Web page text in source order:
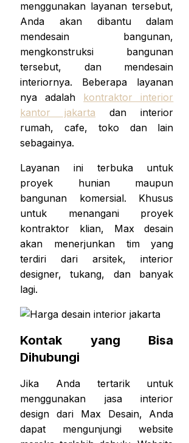
menggunakan layanan tersebut,
Anda akan dibantu dalam
mendesain bangunan,
mengkonstruksi bangunan
tersebut, dan mendesain
interiornya. Beberapa layanan
nya adalah kontraktor interior
kantor jakarta dan interior
rumah, cafe, toko dan lain
sebagainya.
Layanan ini terbuka untuk
proyek hunian maupun
bangunan komersial. Khusus
untuk menangani proyek
kontraktor klian, Max desain
akan menerjunkan tim yang
terdiri dari arsitek, interior
designer, tukang, dan banyak
lagi.
Kontak yang Bisa
Dihubungi
Jika Anda tertarik untuk
menggunakan jasa interior
design dari Max Desain, Anda
dapat mengunjungi website